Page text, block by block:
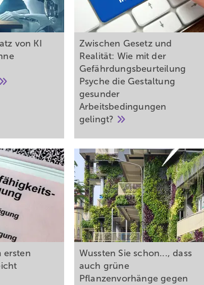
von KI
Zwischen Gesetz und
Realität: Wie mit der
Gefährdungsbeurteilung
Psyche die Gestaltung
gesunder
Arbeitsbedingungen
gelingt?
ersten
Wussten Sie schon..., dass
auch grüne
Pflanzenvorhänge gegen